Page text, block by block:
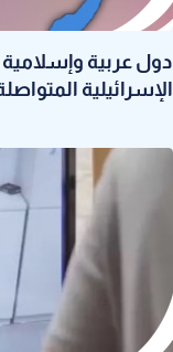
دول عربية وإسلامية
الإسرائيلية